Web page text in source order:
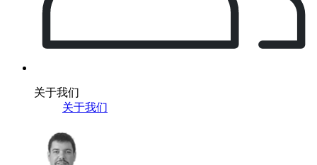
关于我们
关于我们